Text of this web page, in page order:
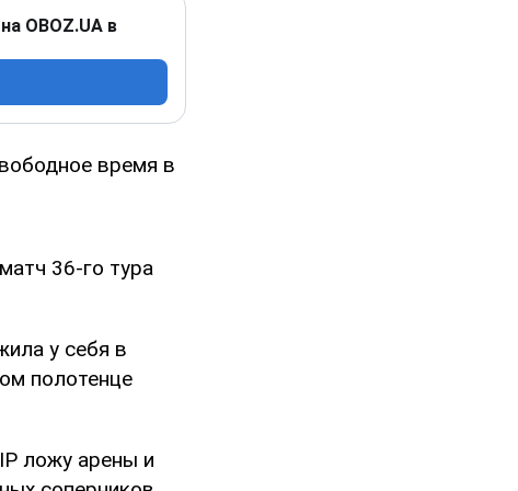
OBOZ.UA в
время в
36-го тура
у себя в
полотенце
ложу арены и